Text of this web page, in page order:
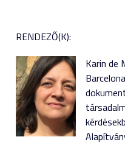
RENDEZŐ(K):
Karin de